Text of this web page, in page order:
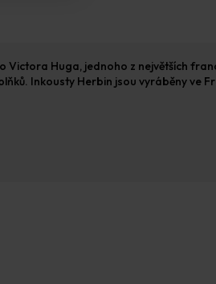
Victora Huga, jednoho z největších
Inkousty Herbin jsou vyráběny ve